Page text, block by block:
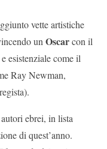
vette artistiche
unOscarcon il
esistenziale come il
Ray Newman,
ebrei, in lista
di quest’anno.